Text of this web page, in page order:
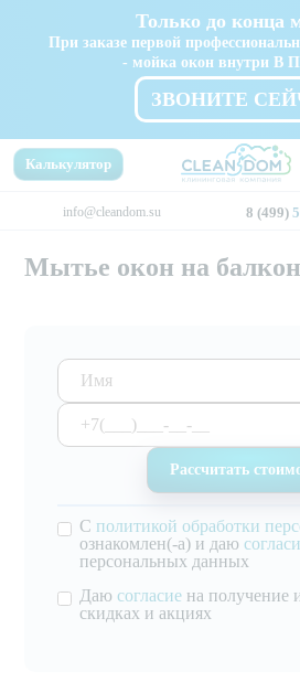
Только до конца
При заказе первой
- мойка окон внутри В
ЗВОНИТЕ
info@cleandom.su 8 (499)
Калькулятор
Мытье окон на
С политикой обработки
ознакомлен(-а) и даю
персональных данных
Даю согласие на получение
скидках и акциях